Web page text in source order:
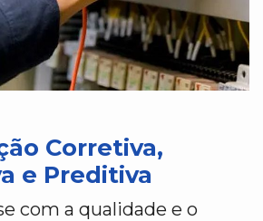
Corretiva,
e Preditiva
com a qualidade e o